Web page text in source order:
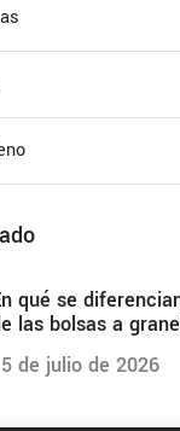
qué se
las bolsas a
de julio de 2026